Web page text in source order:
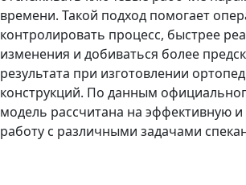
времени. Такой подход помогает
контролировать процесс, быстрее
изменения и добиваться более
результата при изготовлении
конструкций. По данным
модель рассчитана на эффективную
работу с различными задачами